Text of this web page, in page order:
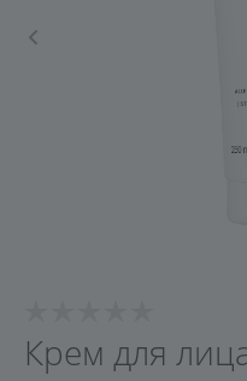
Крем для